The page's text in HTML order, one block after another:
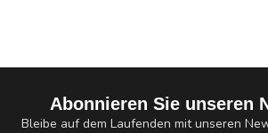
Abonnieren Sie unseren
Bleibe auf dem Laufenden mit unseren